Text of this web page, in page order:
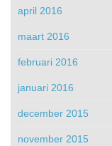
april 2016
maart 2016
februari 2016
januari 2016
december 2015
november 2015